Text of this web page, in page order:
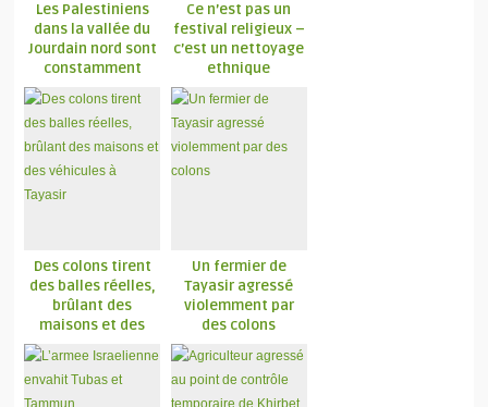
Les Palestiniens
dans la vallée du
Jourdain nord sont
constamment
Ce n’est pas un
festival religieux –
c’est un nettoyage
ethnique
Des colons tirent
des balles réelles,
brûlant des
maisons et des
véhicules à Tayasir
Un fermier de
Tayasir agressé
violemment par
des colons